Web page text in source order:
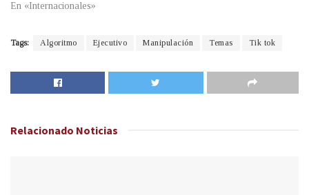
En «Internacionales»
Tags: Algoritmo Ejecutivo Manipulación Temas Tik tok
Relacionado Noticias